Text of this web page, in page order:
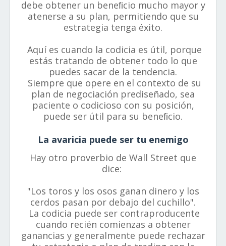
debe obtener un beneﬁcio mucho mayor y
atenerse a su plan, permitiendo que su
estrategia tenga éxito.
Aquí es cuando la codicia es útil, porque
estás tratando de obtener todo lo que
puedes sacar de la tendencia.
Siempre que opere en el contexto de su
plan de negociación prediseñado, sea
paciente o codicioso con su posición,
puede ser útil para su beneﬁcio.
La avaricia puede ser tu enemigo
Hay otro proverbio de Wall Street que
dice:
"Los toros y los osos ganan dinero y los
cerdos pasan por debajo del cuchillo".
La codicia puede ser contraproducente
cuando recién comienzas a obtener
ganancias y generalmente puede rechazar